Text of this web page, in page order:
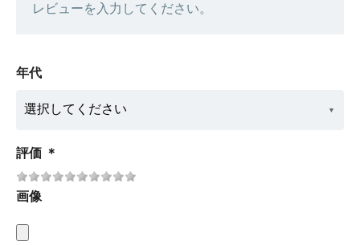
レビューを入力してください。
年代
評価 ＊
画像